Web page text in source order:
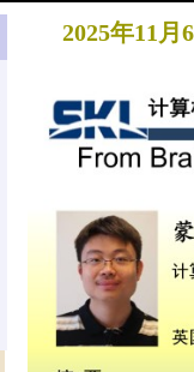
2025年11